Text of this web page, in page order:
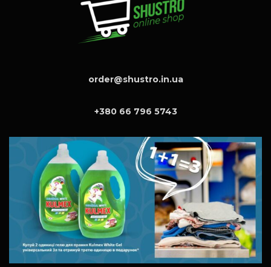
order@shustro.in.ua
+380 66 796 5743